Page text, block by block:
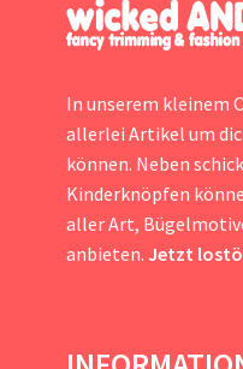
In unserem kleinem
allerlei Artikel um
können. Neben
Kinderknöpfen
aller Art,
anbieten. Jetzt